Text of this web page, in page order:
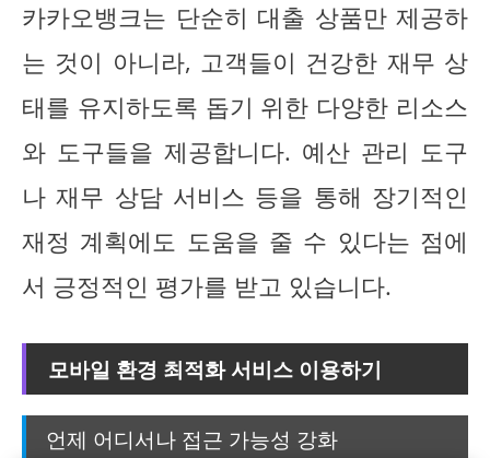
카카오뱅크는 단순히 대출 상품만 제공하
는 것이 아니라, 고객들이 건강한 재무 상
태를 유지하도록 돕기 위한 다양한 리소스
와 도구들을 제공합니다. 예산 관리 도구
나 재무 상담 서비스 등을 통해 장기적인
재정 계획에도 도움을 줄 수 있다는 점에
서 긍정적인 평가를 받고 있습니다.
모바일 환경 최적화 서비스 이용하기
언제 어디서나 접근 가능성 강화